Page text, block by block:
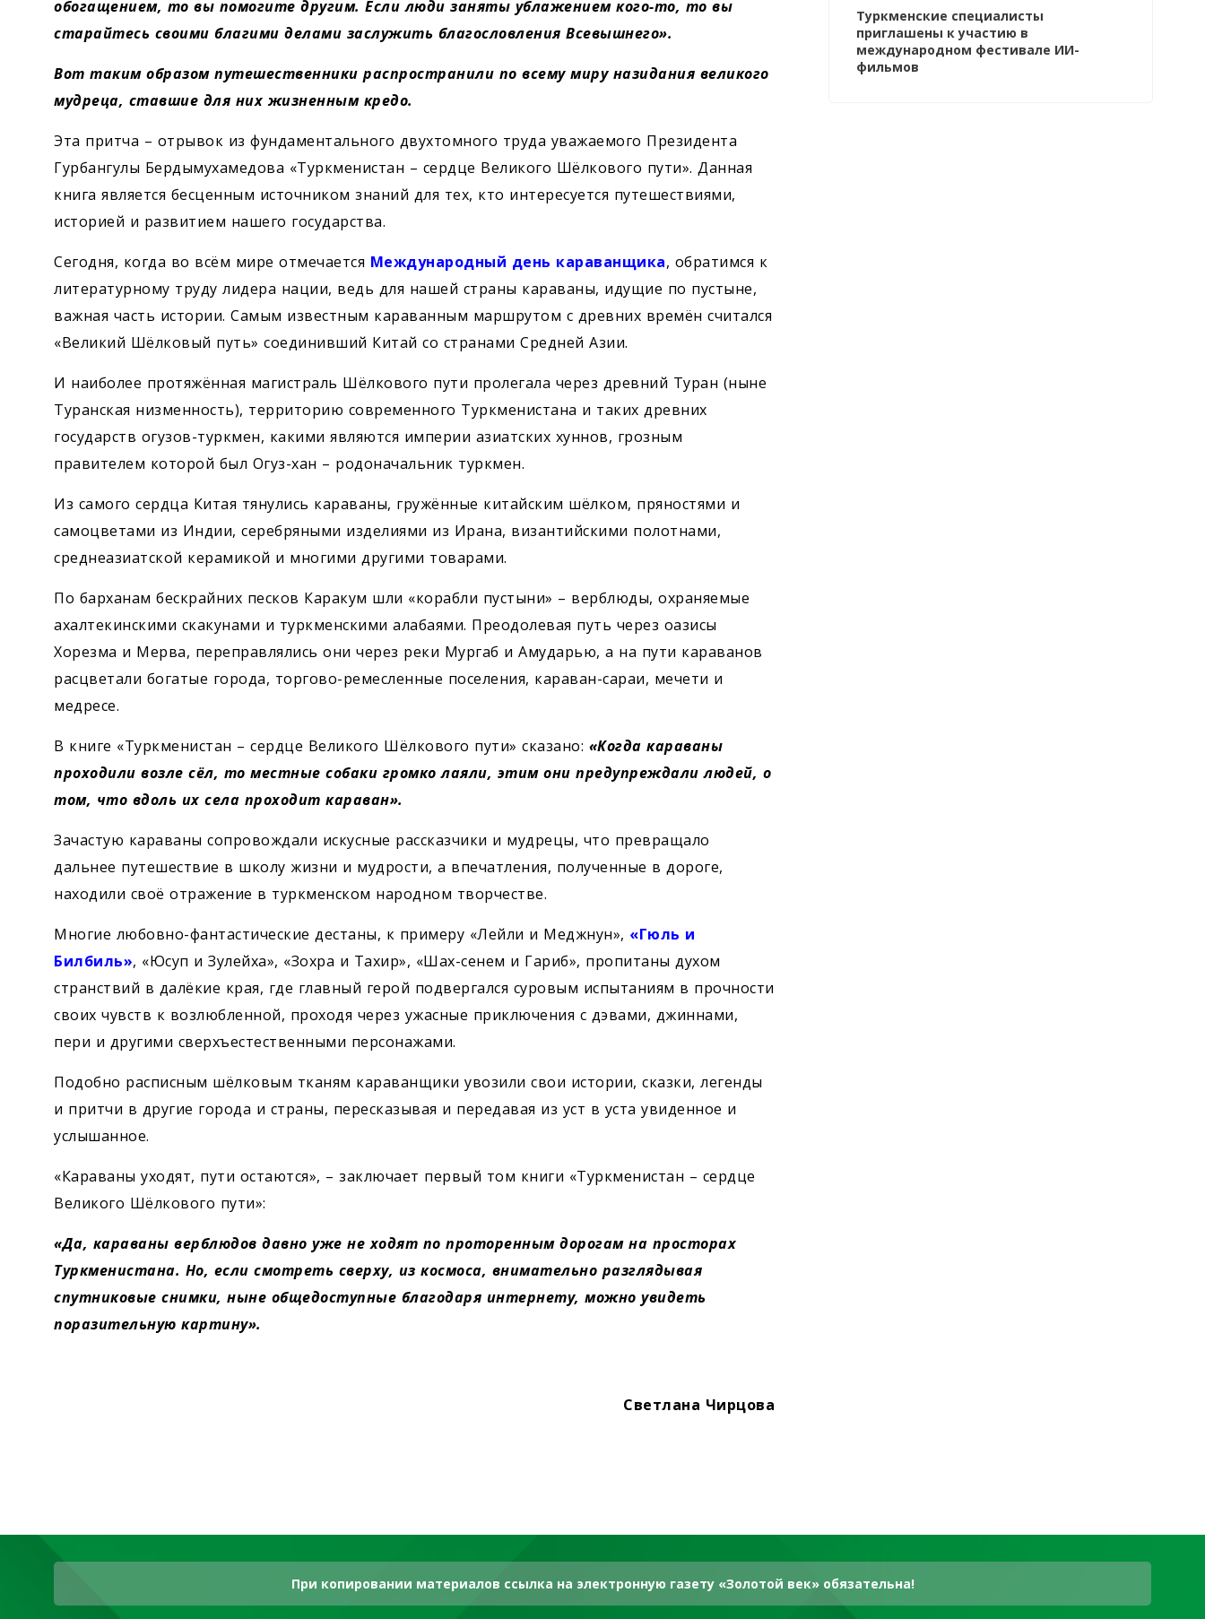
обогащением, то вы помогите другим. Если люди заняты ублажением кого-то, то вы
старайтесь своими благими делами заслужить благословления Всевышнего».
Вот таким образом путешественники распространили по всему миру назидания великого
мудреца, ставшие для них жизненным кредо.
Эта притча – отрывок из фундаментального двухтомного труда уважаемого Президента
Гурбангулы Бердымухамедова «Туркменистан – сердце Великого Шёлкового пути». Данная
книга является бесценным источником знаний для тех, кто интересуется путешествиями,
историей и развитием нашего государства.
Сегодня, когда во всём мире отмечается Международный день караванщика, обратимся к
литературному труду лидера нации, ведь для нашей страны караваны, идущие по пустыне,
важная часть истории. Самым известным караванным маршрутом с древних времён считался
«Великий Шёлковый путь» соединивший Китай со странами Средней Азии.
И наиболее протяжённая магистраль Шёлкового пути пролегала через древний Туран (ныне
Туранская низменность), территорию современного Туркменистана и таких древних
государств огузов-туркмен, какими являются империи азиатских хуннов, грозным
правителем которой был Огуз-хан – родоначальник туркмен.
Из самого сердца Китая тянулись караваны, гружённые китайским шёлком, пряностями и
самоцветами из Индии, серебряными изделиями из Ирана, византийскими полотнами,
среднеазиатской керамикой и многими другими товарами.
По барханам бескрайних песков Каракум шли «корабли пустыни» – верблюды, охраняемые
ахалтекинскими скакунами и туркменскими алабаями. Преодолевая путь через оазисы
Хорезма и Мерва, переправлялись они через реки Мургаб и Амударью, а на пути караванов
расцветали богатые города, торгово-ремесленные поселения, караван-сараи, мечети и
медресе.
В книге «Туркменистан – сердце Великого Шёлкового пути» сказано: «Когда караваны
проходили возле сёл, то местные собаки громко лаяли, этим они предупреждали людей, о
том, что вдоль их села проходит караван».
Зачастую караваны сопровождали искусные рассказчики и мудрецы, что превращало
дальнее путешествие в школу жизни и мудрости, а впечатления, полученные в дороге,
находили своё отражение в туркменском народном творчестве.
Многие любовно-фантастические дестаны, к примеру «Лейли и Меджнун», «Гюль и
Билбиль», «Юсуп и Зулейха», «Зохра и Тахир», «Шах-сенем и Гариб», пропитаны духом
странствий в далёкие края, где главный герой подвергался суровым испытаниям в прочности
своих чувств к возлюбленной, проходя через ужасные приключения с дэвами, джиннами,
пери и другими сверхъестественными персонажами.
Подобно расписным шёлковым тканям караванщики увозили свои истории, сказки, легенды
и притчи в другие города и страны, пересказывая и передавая из уст в уста увиденное и
услышанное.
«Караваны уходят, пути остаются», – заключает первый том книги «Туркменистан – сердце
Великого Шёлкового пути»:
«Да, караваны верблюдов давно уже не ходят по проторенным дорогам на просторах
Туркменистана. Но, если смотреть сверху, из космоса, внимательно разглядывая
спутниковые снимки, ныне общедоступные благодаря интернету, можно увидеть
поразительную картину».
Светлана Чирцова
Туркменские специалисты
приглашены к участию в
международном фестивале ИИ-
фильмов
При копировании материалов ссылка на электронную газету «Золотой век» обязательна!